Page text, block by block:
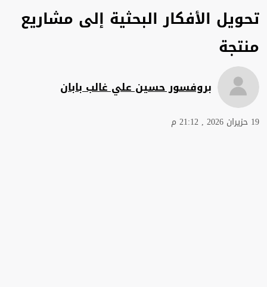
تحويل الأفكار البحثية إلى مشاريع
منتجة
بروفسور حسين علي غالب بابان
19 حزيران 2026 , 21:12 م